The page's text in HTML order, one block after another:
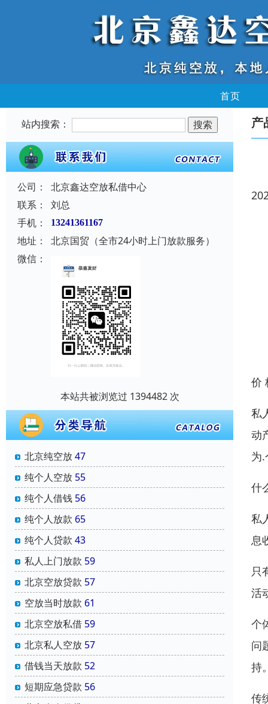
首页
站内搜索：
公司：
北京鑫达空放私借中心
联系：
刘总
手机：
13241361167
地址：
北京国贸（全市24小时上门放款服务）
微信：
本站共被浏览过 1394482 次
北京纯空放47
纯个人空放 55
纯个人借钱 56
纯个人放款 65
纯个人贷款 43
私人上门放款 59
北京空放贷款 57
空放当时放款 61
北京空放私借 59
北京私人空放 57
借钱当天放款 52
短期应急贷款 56
产
价
私
动
为
什
私
息
只
活
个
问
持
传